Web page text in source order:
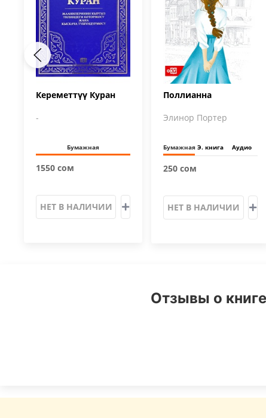
Кереметтүү Куран
-
Бумажная
1550 сом
НЕТ В НАЛИЧИИ
Поллианна
Элинор Портер
Бумажная Э. книга Аудио
250 сом
НЕТ В НАЛИЧИИ
Отзывы о